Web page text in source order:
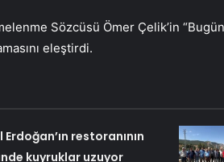
Sözcüsü Ömer Çelik’in
eleştirdi.
Erdoğan’ın restoranının
kuyruklar uzuyor